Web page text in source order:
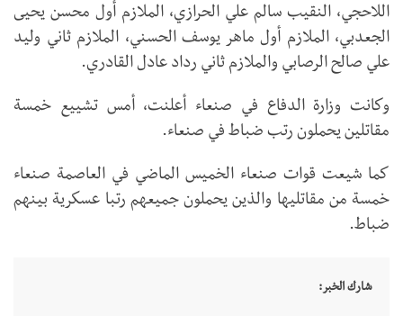
اللاحجي، النقيب سالم علي الحرازي، الملازم أول محسن يحيى
الجعدبي، الملازم أول ماهر يوسف الحسني، الملازم ثاني وليد
علي صالح الرصابي والملازم ثاني رداد عادل القادري.
وكانت وزارة الدفاع في صنعاء أعلنت، أمس تشييع خمسة
مقاتلين يحملون رتب ضباط في صنعاء.
كما شيعت قوات صنعاء الخميس الماضي في العاصمة صنعاء
خمسة من مقاتليها والذين يحملون جميعهم رتبا عسكرية بينهم
ضباط.
شارك الخبر: